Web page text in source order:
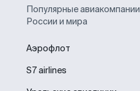
Популярные авиакомпании
России и мира
Аэрофлот
S7 airlines